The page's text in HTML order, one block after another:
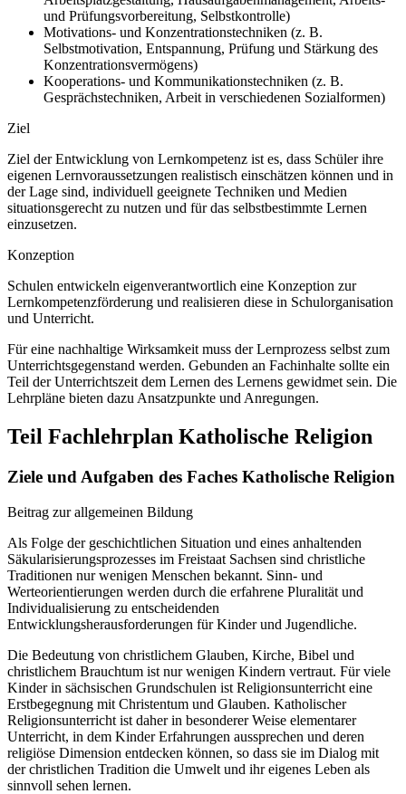
und Prüfungsvorbereitung, Selbstkontrolle)
Motivations- und Konzentrationstechniken (z. B.
Selbstmotivation, Entspannung, Prüfung und Stärkung des
Konzentrationsvermögens)
Kooperations- und Kommunikationstechniken (z. B.
Gesprächstechniken, Arbeit in verschiedenen Sozialformen)
Ziel
Ziel der Entwicklung von Lernkompetenz ist es, dass Schüler ihre
eigenen Lernvoraussetzungen realistisch einschätzen können und in
der Lage sind, individuell geeignete Techniken und Medien
situationsgerecht zu nutzen und für das selbstbestimmte Lernen
einzusetzen.
Konzeption
Schulen entwickeln eigenverantwortlich eine Konzeption zur
Lernkompetenzförderung und realisieren diese in Schulorganisation
und Unterricht.
Für eine nachhaltige Wirksamkeit muss der Lernprozess selbst zum
Unterrichtsgegenstand werden. Gebunden an Fachinhalte sollte ein
Teil der Unterrichtszeit dem Lernen des Lernens gewidmet sein. Die
Lehrpläne bieten dazu Ansatzpunkte und Anregungen.
Teil Fachlehrplan Katholische Religion
Ziele und Aufgaben des Faches Katholische Religion
Beitrag zur allgemeinen Bildung
Als Folge der geschichtlichen Situation und eines anhaltenden
Säkularisierungsprozesses im Freistaat Sachsen sind christliche
Traditionen nur wenigen Menschen bekannt. Sinn- und
Werteorientierungen werden durch die erfahrene Pluralität und
Individualisierung zu entscheidenden
Entwicklungsherausforderungen für Kinder und Jugendliche.
Die Bedeutung von christlichem Glauben, Kirche, Bibel und
christlichem Brauchtum ist nur wenigen Kindern vertraut. Für viele
Kinder in sächsischen Grundschulen ist Religionsunterricht eine
Erstbegegnung mit Christentum und Glauben. Katholischer
Religionsunterricht ist daher in besonderer Weise elementarer
Unterricht, in dem Kinder Erfahrungen aussprechen und deren
religiöse Dimension entdecken können, so dass sie im Dialog mit
der christlichen Tradition die Umwelt und ihr eigenes Leben als
sinnvoll sehen lernen.